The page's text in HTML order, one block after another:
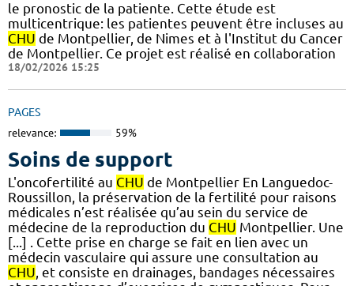
le pronostic de la patiente. Cette étude est
multicentrique: les patientes peuvent être incluses au
CHU de Montpellier, de Nimes et à l'Institut du Cancer
de Montpellier. Ce projet est réalisé en collaboration
18/02/2026 15:25
PAGES
relevance: 59%
Soins de support
L'oncofertilité au CHU de Montpellier En Languedoc-
Roussillon, la préservation de la fertilité pour raisons
médicales n’est réalisée qu’au sein du service de
médecine de la reproduction du CHU Montpellier. Une
[...] . Cette prise en charge se fait en lien avec un
médecin vasculaire qui assure une consultation au
CHU , et consiste en drainages, bandages nécessaires